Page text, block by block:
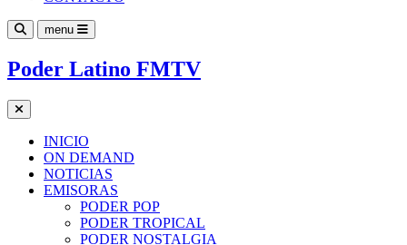
menu
Poder Latino FMTV
INICIO
ON DEMAND
NOTICIAS
EMISORAS
PODER POP
PODER TROPICAL
PODER NOSTALGIA